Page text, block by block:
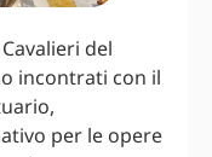
del
incontrati con il
per le opere